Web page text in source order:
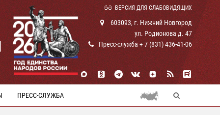
ВЕРСИЯ ДЛЯ СЛАБОВИДЯЩИХ
603093, г. Нижний Новгород
ул. Родионова д. 47
Пресс-служба + 7 (831) 436-41-06
ПРЕСС-СЛУЖБА